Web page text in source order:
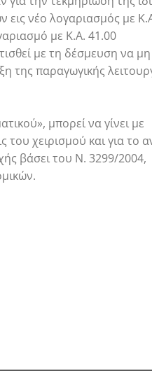
νέο λογαριασμός με
με Κ.Α. 41.00
με τη δέσμευση να μη
της παραγωγικής
μπορεί να γίνει με
χειρισμού και για το
βάσει του Ν. 3299/2004,